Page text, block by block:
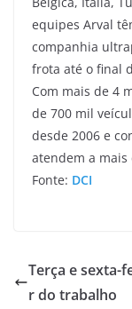
equipes Arval
companhia
frota até o final
Com mais de 4
de 700 mil
desde 2006 e
atendem a mais
Fonte: DCI
Terça e sexta-
r do trabalho